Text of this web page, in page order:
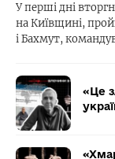
У перші дні
на Київщині,
і Бахмут,
«Це